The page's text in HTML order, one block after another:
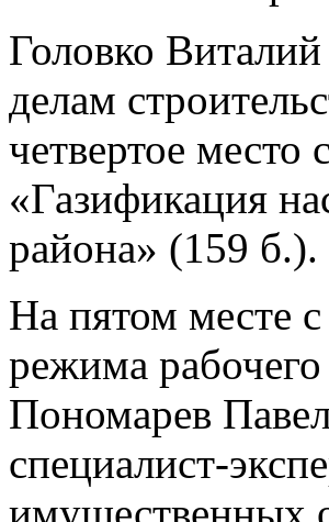
Головко
делам
четвертое место
«Газификация
района» (159 б.).
На пятом месте
режима
Пономарев
специалист-
имущественных